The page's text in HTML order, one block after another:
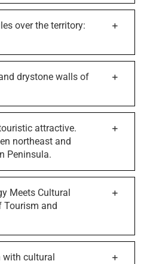
over the territory:
drystone walls of
attractive.
northeast and
Peninsula.
Meets Cultural
Tourism and
with cultural